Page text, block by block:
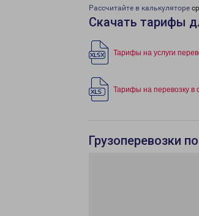
Рассчитайте в калькуляторе
Скачать тарифы
Тарифы на услуги
Тарифы на перевозку в
Грузоперевозки